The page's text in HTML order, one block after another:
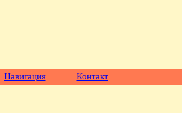
Навигация Контакт